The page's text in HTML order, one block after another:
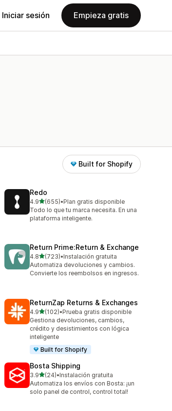
Iniciar sesión Empieza gratis
Built for Shopify
Redo
4.9de 5 estrellas
(655)
655 reseñas en total
•Plan gratis disponible
Todo lo que tu marca necesita. En una
plataforma inteligente.
Return Prime:Return & Exchange
4.8de 5 estrellas
(723)
723 reseñas en total
•Instalación gratuita
Automatiza devoluciones y cambios.
Convierte los reembolsos en ingresos.
ReturnZap Returns & Exchanges
4.9de 5 estrellas
(102)
102 reseñas en total
•Prueba gratis disponible
Gestiona devoluciones, cambios,
crédito y desistimientos con lógica
inteligente
Built for Shopify
Bosta Shipping
3.9de 5 estrellas
(24)
24 reseñas en total
•Instalación gratuita
Automatiza los envíos con Bosta: ¡un
solo panel de control, control total!